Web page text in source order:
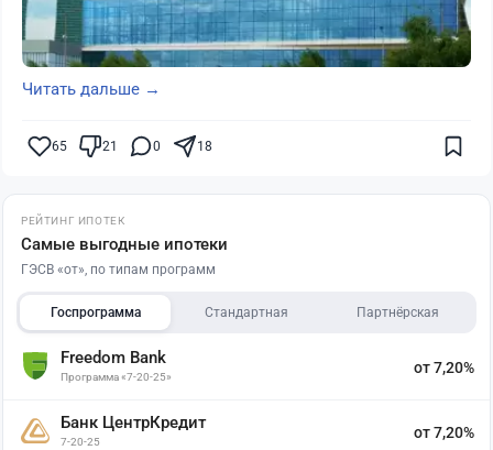
Читать дальше →
65 21 0 18
РЕЙТИНГ ИПОТЕК
Самые выгодные ипотеки
ГЭСВ «от», по типам программ
Госпрограмма Стандартная Партнёрская
Freedom Bank
Программа «7-20-25»
от 7,20%
Банк ЦентрКредит
7-20-25
от 7,20%